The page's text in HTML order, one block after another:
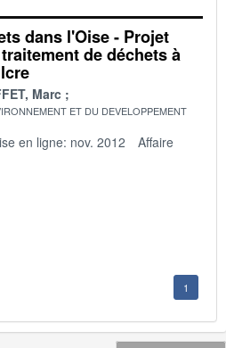
dans l'Oise - Projet
de déchets à
Marc
ET DU DEVELOPPEMENT
en ligne: nov. 2012
Affaire
1